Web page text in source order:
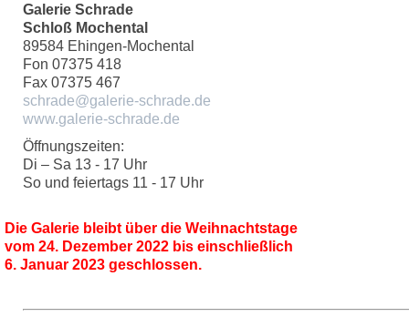
Galerie Schrade
Schloß Mochental
89584 Ehingen-Mochental
Fon 07375 418
Fax 07375 467
schrade@galerie-schrade.de
www.galerie-schrade.de
Öffnungszeiten:
Di – Sa 13 - 17 Uhr
So und feiertags 11 - 17 Uhr
Die Galerie bleibt über die Weihnachtstage
vom 24. Dezember 2022 bis einschließlich
6. Januar 2023 geschlossen.